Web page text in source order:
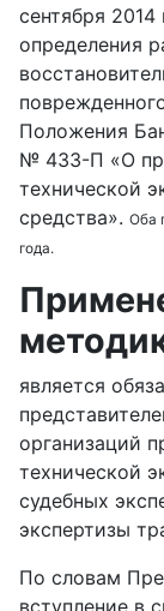
сентября
определения
Положения
№ 433-П «О
технической
средства». Оба
года.
является
организаций
технической
судебных
экспертизы
По словам
вступление в